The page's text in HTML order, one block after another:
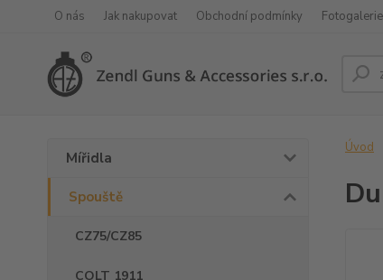
O nás Jak nakupovat Obchodní podmínky Fotogalerie
Mířidla
Spouště
CZ75/CZ85
COLT 1911
Úvod